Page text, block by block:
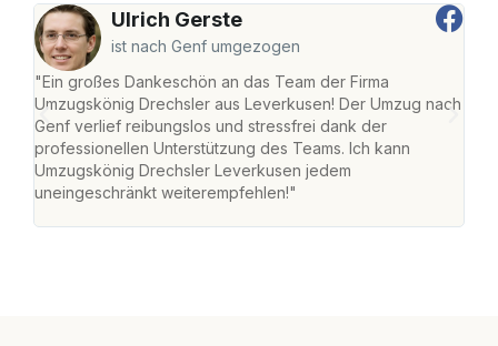
Ulrich Gerste
ist nach Genf umgezogen
"Ein großes Dankeschön an das Team der Firma
Umzugskönig Drechsler aus Leverkusen! Der Umzug nach
Genf verlief reibungslos und stressfrei dank der
professionellen Unterstützung des Teams. Ich kann
Umzugskönig Drechsler Leverkusen jedem
uneingeschränkt weiterempfehlen!"